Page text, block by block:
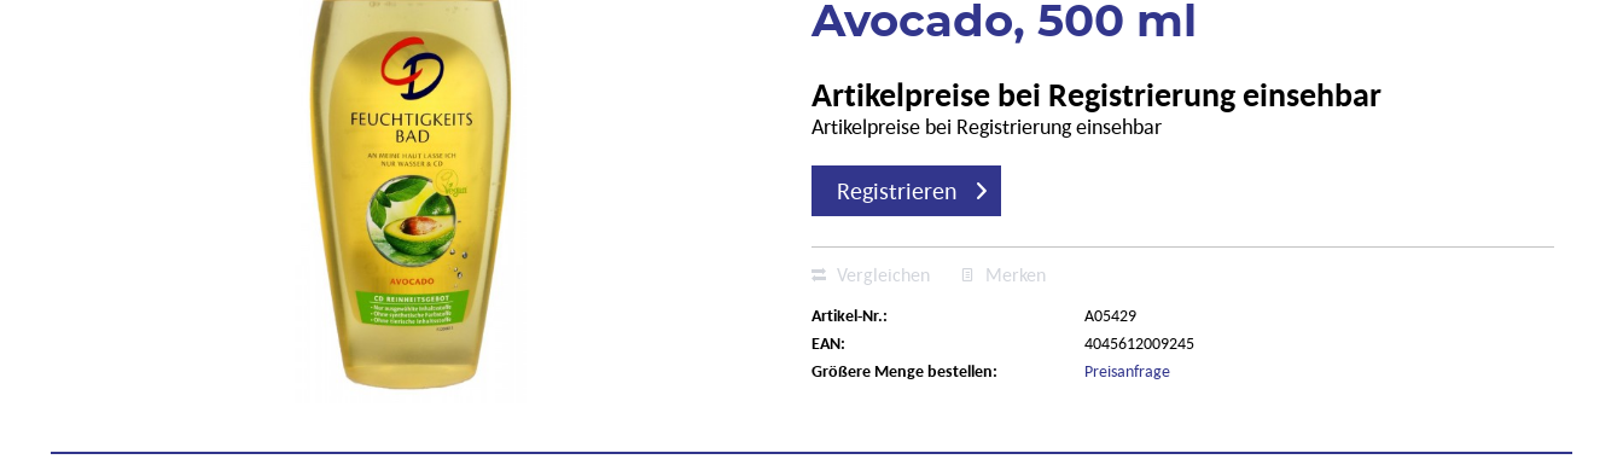
Avocado, 500 ml
Artikelpreise bei Registrierung einsehbar
Artikelpreise bei Registrierung einsehbar
Registrieren
Vergleichen Merken
Artikel-Nr.:
A05429
EAN:
4045612009245
Größere Menge bestellen:
Preisanfrage